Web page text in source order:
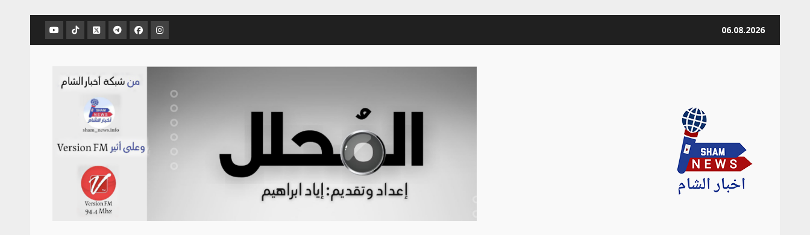
06.08.2026
عنصر
القائمة
عنصر
القائمة
عنصر
القائمة
عنصر
القائمة
عنصر
القائمة
عنصر
القائمة
Sham-news Info